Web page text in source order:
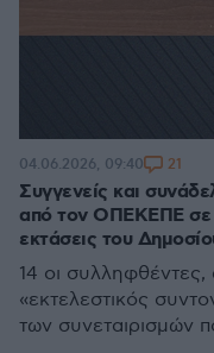
Συγγενείς και
από τον ΟΠΕΚΕΠΕ σε
εκτάσεις του
14 οι
«εκτελεστικός
των συνεταιρισμών
04.06.2026, 09:40 21